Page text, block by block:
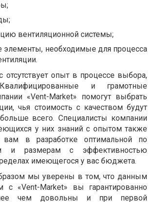
вентиляционной системы;
необходимые для процесса
отсутствует опыт в процессе выбора,
и грамотные
«Vent-Market» помогут выбрать
чья стоимость с качеством будут
всего. Специалисты компании
у них знаний с опытом также
вам в разработке оптимальной по
и размерам с эффективностью
имеющегося у вас бюджета.
мы уверены в том, что данным
с «Vent-Market» вы гарантированно
чем довольны и при первой